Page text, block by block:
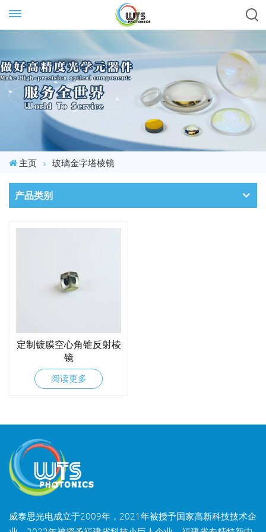
主页 玻璃金字塔棱镜
产品类别
定制镀膜空心角锥反射棱
镜
阅读更多
威泰思光电成立于2009年，2021年被授予国家高新科技技术企